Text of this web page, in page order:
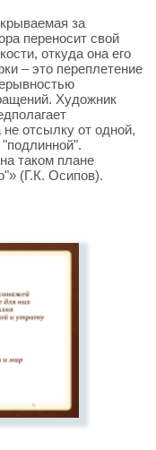
за
переносит свой
откуда она его
– это переплетение
Художник
не отсылку от одной,
таком плане
(Г.К. Осипов).